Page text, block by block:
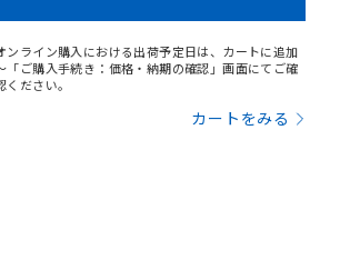
ンライン購入における出荷予定日は、カートに追加
「ご購入手続き：価格・納期の確認」画面にてご確
ください。
カートをみる